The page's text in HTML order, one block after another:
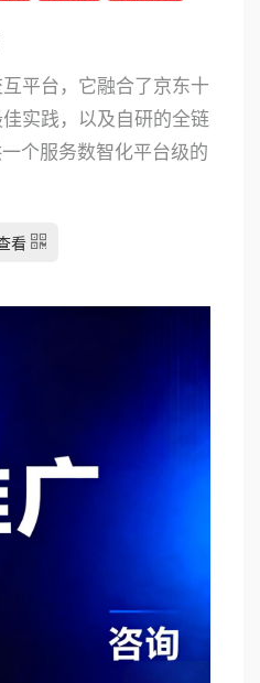
平台，它融合了京东十
实践，以及自研的全链
个服务数智化平台级的
看